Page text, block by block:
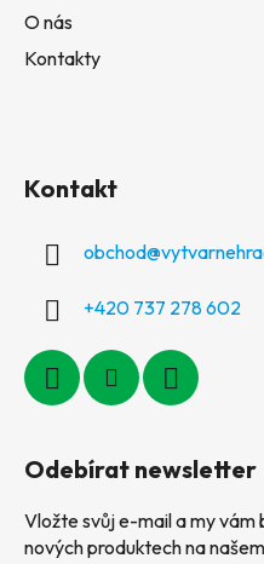
O nás
Kontakty
Kontakt
obchod@
+420 737 278 602
Odebírat newsletter
Vložte svůj e-mail a my
nových produktech na